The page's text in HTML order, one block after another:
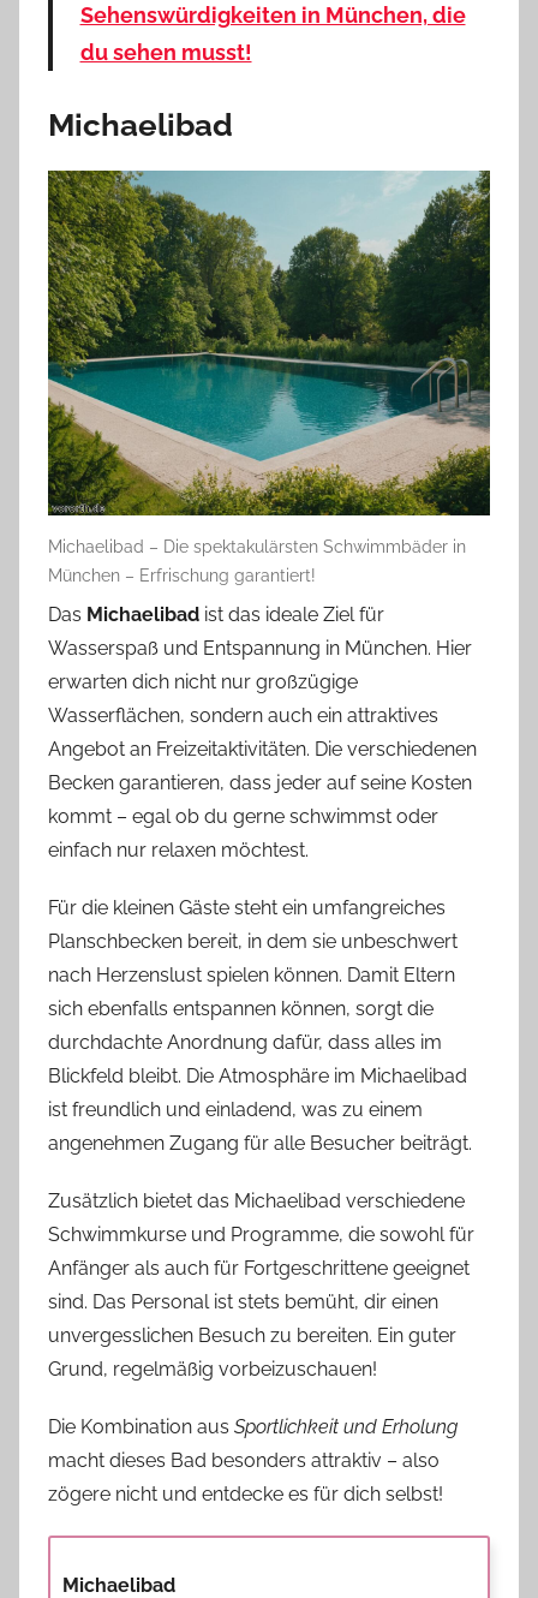
Sehenswürdigkeiten in München, die
du sehen musst!
Michaelibad
Michaelibad – Die spektakulärsten Schwimmbäder in
München – Erfrischung garantiert!
Das Michaelibad ist das ideale Ziel für
Wasserspaß und Entspannung in München. Hier
erwarten dich nicht nur großzügige
Wasserflächen, sondern auch ein attraktives
Angebot an Freizeitaktivitäten. Die verschiedenen
Becken garantieren, dass jeder auf seine Kosten
kommt – egal ob du gerne schwimmst oder
einfach nur relaxen möchtest.
Für die kleinen Gäste steht ein umfangreiches
Planschbecken bereit, in dem sie unbeschwert
nach Herzenslust spielen können. Damit Eltern
sich ebenfalls entspannen können, sorgt die
durchdachte Anordnung dafür, dass alles im
Blickfeld bleibt. Die Atmosphäre im Michaelibad
ist freundlich und einladend, was zu einem
angenehmen Zugang für alle Besucher beiträgt.
Zusätzlich bietet das Michaelibad verschiedene
Schwimmkurse und Programme, die sowohl für
Anfänger als auch für Fortgeschrittene geeignet
sind. Das Personal ist stets bemüht, dir einen
unvergesslichen Besuch zu bereiten. Ein guter
Grund, regelmäßig vorbeizuschauen!
Die Kombination aus Sportlichkeit und Erholung
macht dieses Bad besonders attraktiv – also
zögere nicht und entdecke es für dich selbst!
Michaelibad